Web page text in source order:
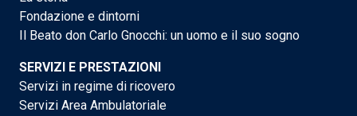
Fondazione e dintorni
Il Beato don Carlo Gnocchi: un uomo e il suo sogno
SERVIZI E PRESTAZIONI
Servizi in regime di ricovero
Servizi Area Ambulatoriale